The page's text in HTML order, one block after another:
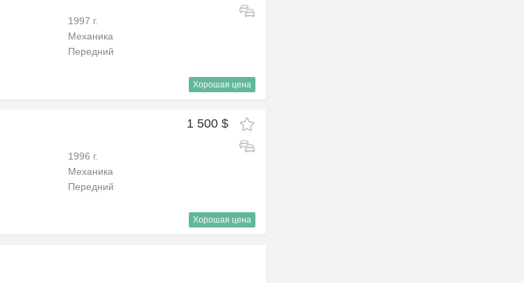
1997 г.
Механика
Передний
Хорошая цена
1 500 $
1996 г.
Механика
Передний
Хорошая цена